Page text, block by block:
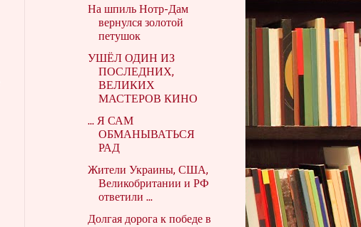
На шпиль Нотр-Дам
вернулся золотой
петушок
УШЁЛ ОДИН ИЗ
ПОСЛЕДНИХ,
ВЕЛИКИХ
МАСТЕРОВ КИНО
... Я САМ
ОБМАНЫВАТЬСЯ
РАД
Жители Украины, США,
Великобритании и РФ
ответили ...
Долгая дорога к победе в